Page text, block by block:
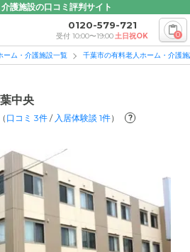
護施設の口コミ評判サイト
0120-579-721
受付 10:00〜19:00土日祝OK 0
ーム・介護施設一覧 千葉市の有料老人ホーム・介護
中央
（ 口コミ 3件 /入居体験談 1件） ?